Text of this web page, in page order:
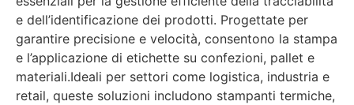
e dell’identificazione dei prodotti. Progettate per
garantire precisione e velocità, consentono la stampa
e l’applicazione di etichette su confezioni, pallet e
materiali.Ideali per settori come logistica, industria e
retail, queste soluzioni includono stampanti termiche,